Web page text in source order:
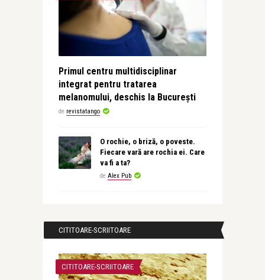
Primul centru multidisciplinar
integrat pentru tratarea
melanomului, deschis la București
de revistatango
O rochie, o briză, o poveste.
Fiecare vară are rochia ei. Care
va fi a ta?
de Alex Pub
CITITOARE-SCRIITOARE
CITITOARE-SCRIITOARE